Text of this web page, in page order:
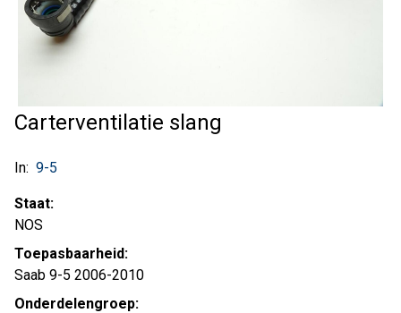
Carterventilatie slang
In: 9-5
Staat:
NOS
Toepasbaarheid:
Saab 9-5 2006-2010
Onderdelengroep: